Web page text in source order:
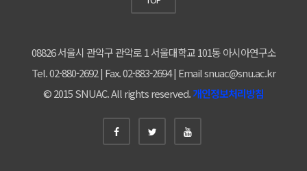
08826 서울시 관악구 관악로 1 서울대학교 101동 아시아연구소
Tel. 02-880-2692 | Fax. 02-883-2694 | Email snuac@snu.ac.kr
© 2015 SNUAC. All rights reserved.개인정보처리방침